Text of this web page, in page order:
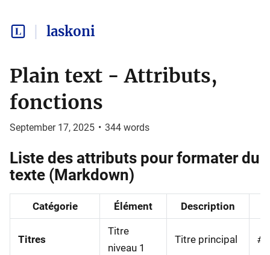
laskoni
Plain text - Attributs,
fonctions
September 17, 2025 • 344 words
Liste des attributs pour formater du
texte (Markdown)
Catégorie Élément Description
Titres
Titre
niveau 1
Titre principal #